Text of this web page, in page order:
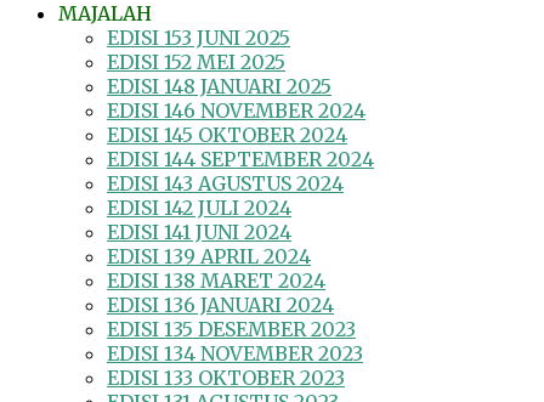
MAJALAH
EDISI 153 JUNI 2025
EDISI 152 MEI 2025
EDISI 148 JANUARI 2025
EDISI 146 NOVEMBER 2024
EDISI 145 OKTOBER 2024
EDISI 144 SEPTEMBER 2024
EDISI 143 AGUSTUS 2024
EDISI 142 JULI 2024
EDISI 141 JUNI 2024
EDISI 139 APRIL 2024
EDISI 138 MARET 2024
EDISI 136 JANUARI 2024
EDISI 135 DESEMBER 2023
EDISI 134 NOVEMBER 2023
EDISI 133 OKTOBER 2023